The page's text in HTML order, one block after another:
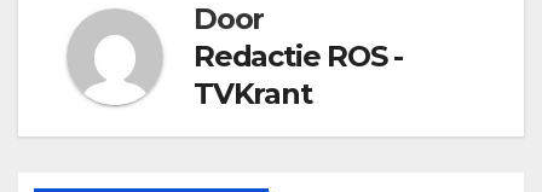
Door
Redactie ROS -
TVKrant